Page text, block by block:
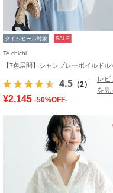
タイムセール対象 SALE
Te chichi
4.5 （2）
レビ
を見
¥2,145 -50%OFF-